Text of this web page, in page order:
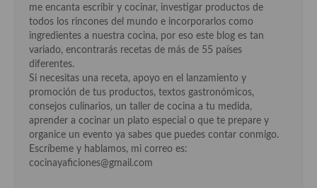
Cocina Catalana
Cocina Extremeña
Cocina Gallega
Cocina Madrileña
Cocina Murciana
Cocina Navarra
me encanta escribir y cocinar, investigar productos de
todos los rincones del mundo e incorporarlos como
ingredientes a nuestra cocina, por eso este blog es tan
variado, encontrarás recetas de más de 55 países
diferentes.
Si necesitas una receta, apoyo en el lanzamiento y
promoción de tus productos, textos gastronómicos,
consejos culinarios, un taller de cocina a tu medida,
aprender a cocinar un plato especial o que te prepare y
organice un evento ya sabes que puedes contar conmigo.
Escríbeme y hablamos, mi correo es:
cocinayaficiones@gmail.com